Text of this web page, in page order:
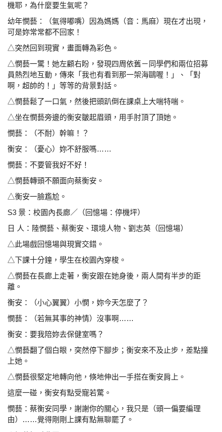
機耶，為什麼要生氣呢？
幼年憫藝：（氣得嘟嘴）因為媽媽（音：馬麻）現在才出現，
可是妳常常都不回家！
△突然回到現實，畫面轉為彩色。
△憫藝一驚！她左顧右盼，發現四周依舊－同學們和兩位招募
員熱烈地互動，傳來「我也有看到那一架海鷗喔！」、「對
啊，超帥的！」等等的背景對話。
△憫藝鬆了一口氣，然後把頭趴倒在課桌上大喘特喘。
△坐在憫藝旁邊的衡安皺起眉頭，用手肘頂了頂她。
憫藝：（不耐）幹嘛！？
衡安：（憂心）妳不舒服嗎……
憫藝：不要管我好不好！
△憫藝轉頭不願面向蔡衡安。
△衡安一臉尷尬。
S3 景：校園內長廊／（回憶場：停機坪）
日 人：陸憫藝、蔡衡安、環境人物、劉志英（回憶場）
△此場戲回憶場與現實交錯。
△下課十分鐘，學生在校園內穿梭。
△憫藝在長廊上走著，衡安跟在她身後，兩人間有半步的距
離。
衡安：（小心翼翼）小憫，妳今天怎麼了？
憫藝：（若無其事的神情）沒事啊……
衡安：要我陪妳去保健室嗎？
△憫藝翻了個白眼，突然停下腳步；衡安來不及止步， 差點撞
上她。
△憫藝很堅定地轉向他，倏地伸出一手搭在衡安肩上。
這麼一碰，衡安有點受寵若驚。
憫藝：蔡衡安同學，謝謝你的關心，我只是（頭一偏要編理
由）……覺得剛剛上課有點無聊罷了。